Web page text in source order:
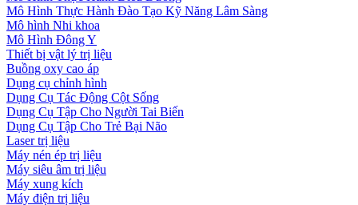
Mô Hình Thực Hành Đào Tạo Kỹ Năng Lâm Sàng
Mô hình Nhi khoa
Mô Hình Đông Y
Thiết bị vật lý trị liệu
Buồng oxy cao áp
Dụng cụ chỉnh hình
Dụng Cụ Tác Động Cột Sống
Dụng Cụ Tập Cho Người Tai Biến
Dụng Cụ Tập Cho Trẻ Bại Não
Laser trị liệu
Máy nén ép trị liệu
Máy siêu âm trị liệu
Máy xung kích
Máy điện trị liệu